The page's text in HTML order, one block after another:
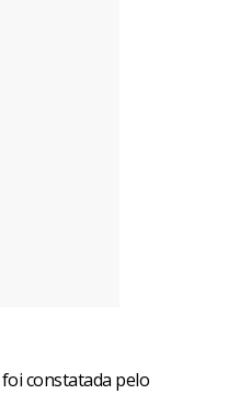
constatada pelo